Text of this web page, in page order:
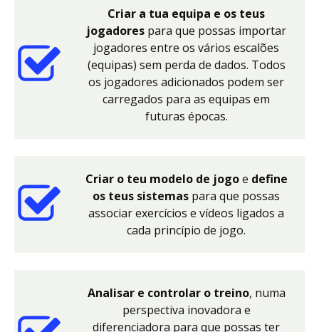
Criar a tua equipa e os teus
jogadores para que possas importar
jogadores entre os vários escalões
(equipas) sem perda de dados. Todos
os jogadores adicionados podem ser
carregados para as equipas em
futuras épocas.
Criar o teu modelo de jogoe define
os teus sistemas para que possas
associar exercícios e vídeos ligados a
cada princípio de jogo.
Analisar e controlar o treino, numa
perspectiva inovadora e
diferenciadora para que possas ter